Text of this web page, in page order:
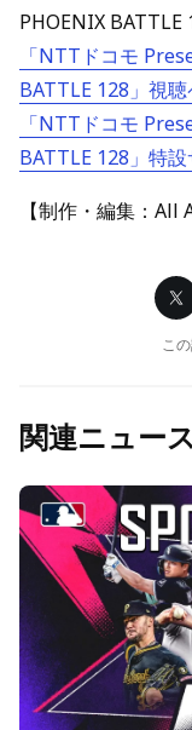
PHOENIX BATTLE
「NTTドコモ
BATTLE 128」視
「NTTドコモ
BATTLE 128」特設
【制作・編集：All
こ
関連ニュース